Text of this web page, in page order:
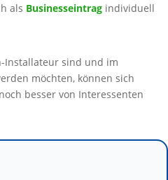
als Businesseintrag individuell
Installateur sind und im
möchten, können sich
besser von Interessenten